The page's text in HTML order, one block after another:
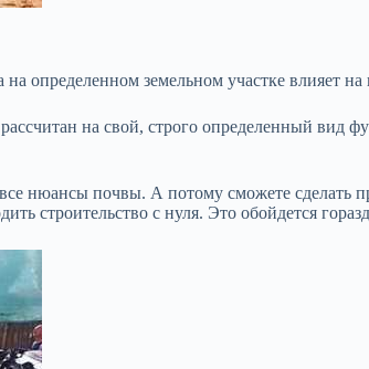
на определенном земельном участке влияет
на свой, строго определенный вид
все нюансы почвы. А потому сможете
строительство с нуля. Это обойдется